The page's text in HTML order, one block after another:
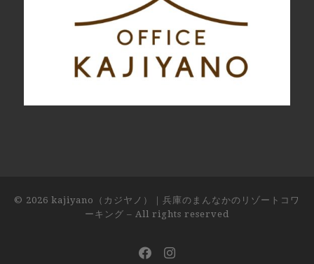
© 2026 kajiyano（カジヤノ）｜兵庫のまんなかのリゾートコワ
ーキング – All rights reserved